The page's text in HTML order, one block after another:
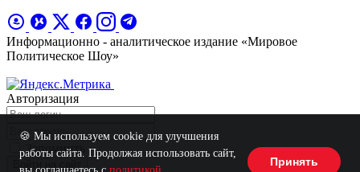
Информационно - аналитическое издание «Мировое
Политическое Шоу»
Авторизация
Запомнить
🍪 Мы используем cookie для улучшения
работы сайта. Продолжая использовать сайт,
Принять